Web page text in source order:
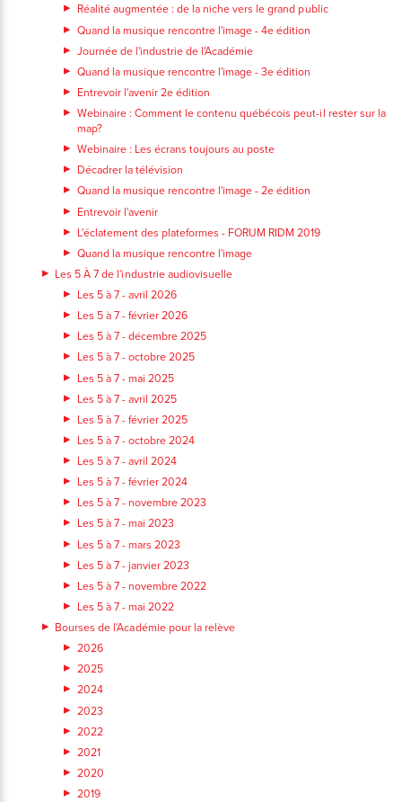
Réalité augmentée : de la niche vers le grand public
Quand la musique rencontre l'image - 4e édition
Journée de l'industrie de l'Académie
Quand la musique rencontre l'image - 3e édition
Entrevoir l'avenir 2e édition
Webinaire : Comment le contenu québécois peut-il rester sur la
map?
Webinaire : Les écrans toujours au poste
Décadrer la télévision
Quand la musique rencontre l'image - 2e édition
Entrevoir l'avenir
L'éclatement des plateformes - FORUM RIDM 2019
Quand la musique rencontre l'image
Les 5 À 7 de l'industrie audiovisuelle
Les 5 à 7 - avril 2026
Les 5 à 7 - février 2026
Les 5 à 7 - décembre 2025
Les 5 à 7 - octobre 2025
Les 5 à 7 - mai 2025
Les 5 à 7 - avril 2025
Les 5 à 7 - février 2025
Les 5 à 7 - octobre 2024
Les 5 à 7 - avril 2024
Les 5 à 7 - février 2024
Les 5 à 7 - novembre 2023
Les 5 à 7 - mai 2023
Les 5 à 7 - mars 2023
Les 5 à 7 - janvier 2023
Les 5 à 7 - novembre 2022
Les 5 à 7 - mai 2022
Bourses de l'Académie pour la relève
2026
2025
2024
2023
2022
2021
2020
2019